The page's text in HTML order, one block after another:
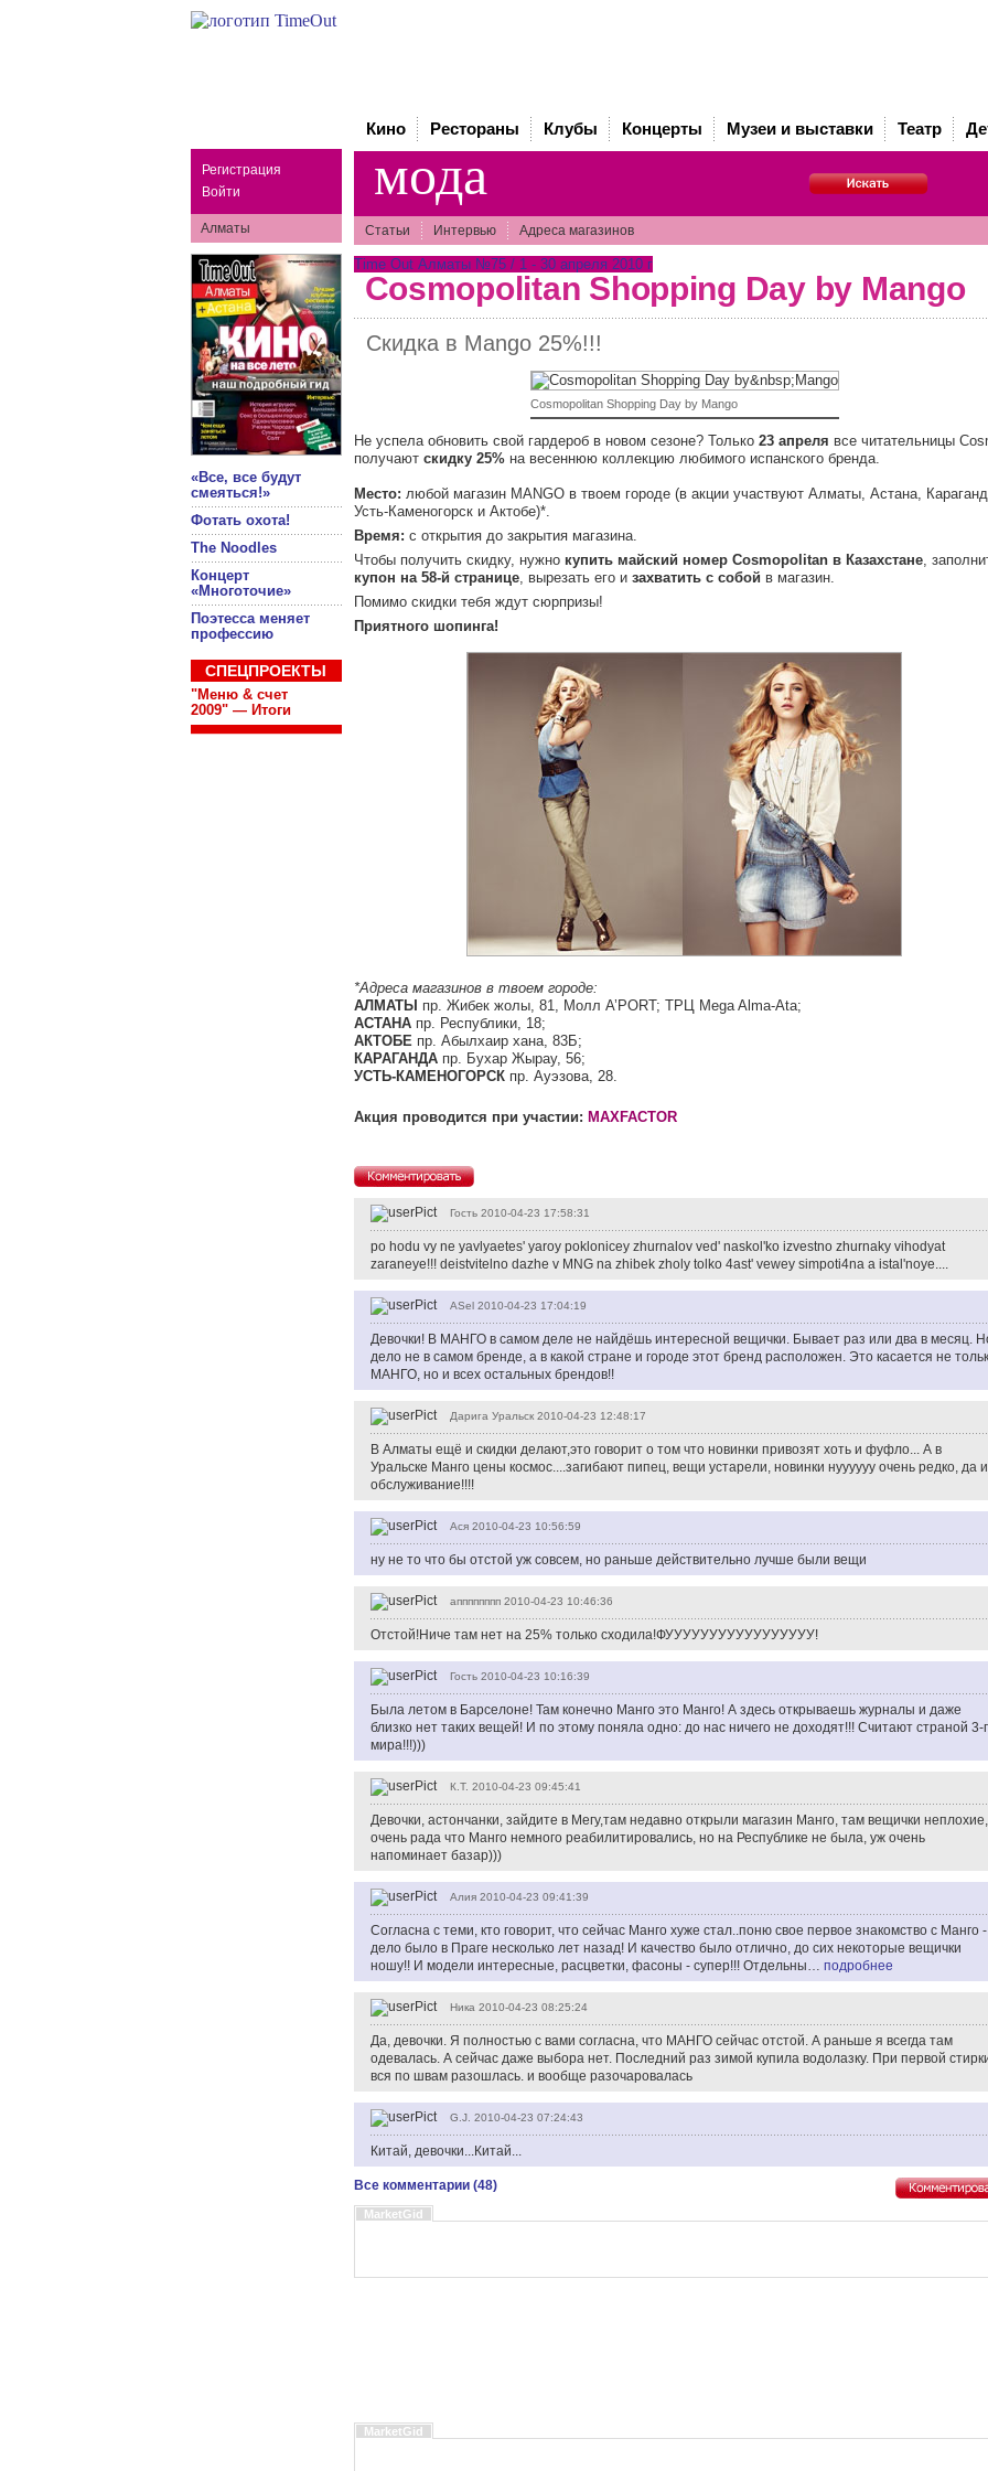
Регистрация
Войти
Алматы
«Все, все будут
смеяться!»
Фотать охота!
The Noodles
Концерт
«Многоточие»
Поэтесса меняет
профессию
СПЕЦПРОЕКТЫ
"Меню & счет
2009" — Итоги
Кино Рестораны Клубы Концерты Музеи и выставки Театр
мода
Статьи Интервью Адреса магазинов
Time Out Алматы №75 / 1 - 30 апреля 2010 г
Cosmopolitan Shopping Day by Mango
Скидка в Mango 25%!!!
Cosmopolitan Shopping Day by Mango
Не успела обновить свой гардероб в новом сезоне? Только 23 апреля все читательницы
получают скидку 25%на весеннюю коллекцию любимого испанского бренда.
Место: любой магазин MANGO в твоем городе (в акции участвуют Алматы, Астана,
Усть-Каменогорск и Актобе)*.
Время: с открытия до закрытия магазина.
Чтобы получить скидку, нужно купить майский номер Cosmopolitan в Казахстане,
купон на 58-й странице, вырезать его и захватить с собой в магазин.
Помимо скидки тебя ждут сюрпризы!
Приятного шопинга!
*Адреса магазинов в твоем городе:
АЛМАТЫ пр. Жибек жолы, 81, Молл A’PORT; ТРЦ Mega Alma-Ata;
АСТАНАпр. Республики, 18;
АКТОБЕпр. Абылхаир хана, 83Б;
КАРАГАНДА пр. Бухар Жырау, 56;
УСТЬ-КАМЕНОГОРСКпр. Ауэзова, 28.
Акция проводится при участии: MAXFACTOR
Гость 2010-04-23 17:58:31
po hodu vy ne yavlyaetes' yaroy poklonicey zhurnalov ved' naskol'ko izvestno zhurnaky vihodyat
zaraneye!!! deistvitelno dazhe v MNG na zhibek zholy tolko 4ast' vewey simpoti4na a istal'noye....
ASel 2010-04-23 17:04:19
Девочки! В МАНГО в самом деле не найдёшь интересной вещички. Бывает раз или два в месяц.
дело не в самом бренде, а в какой стране и городе этот бренд расположен. Это касается не
МАНГО, но и всех остальных брендов!!
Дарига Уральск 2010-04-23 12:48:17
В Алматы ещё и скидки делают,это говорит о том что новинки привозят хоть и фуфло... А в
Уральске Манго цены космос....загибают пипец, вещи устарели, новинки нуууууу очень редко, да и
обслуживание!!!!
Ася 2010-04-23 10:56:59
ну не то что бы отстой уж совсем, но раньше действительно лучше были вещи
апппппппп 2010-04-23 10:46:36
Отстой!Ниче там нет на 25% только сходила!ФУУУУУУУУУУУУУУУУУ!
Гость 2010-04-23 10:16:39
Была летом в Барселоне! Там конечно Манго это Манго! А здесь открываешь журналы и даже
близко нет таких вещей! И по этому поняла одно: до нас ничего не доходят!!! Считают страной 3-
мира!!!)))
К.Т. 2010-04-23 09:45:41
Девочки, астончанки, зайдите в Мегу,там недавно открыли магазин Манго, там вещички
очень рада что Манго немного реабилитировались, но на Республике не была, уж очень
напоминает базар)))
Алия 2010-04-23 09:41:39
Согласна с теми, кто говорит, что сейчас Манго хуже стал..поню свое первое знакомство с Манго -
дело было в Праге несколько лет назад! И качество было отлично, до сих некоторые вещички
ношу!! И модели интересные, расцветки, фасоны - супер!!! Отдельны… подробнее
Ника 2010-04-23 08:25:24
Да, девочки. Я полностью с вами согласна, что МАНГО сейчас отстой. А раньше я всегда там
одевалась. А сейчас даже выбора нет. Последний раз зимой купила водолазку. При первой
вся по швам разошлась. и вообще разочаровалась
G.J. 2010-04-23 07:24:43
Китай, девочки...Китай...
Все комментарии (48)
MarketGid
MarketGid